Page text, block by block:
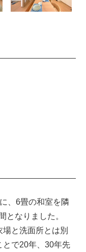
、6畳の和室を隣
となりました。
と洗面所とは別
とで20年、30年先